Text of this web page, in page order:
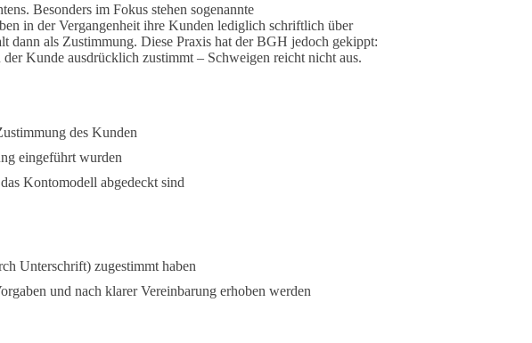
Besonders im Fokus stehen sogenannte
in der Vergangenheit ihre Kunden lediglich schriftlich über
dann als Zustimmung. Diese Praxis hat der BGH jedoch gekippt:
Kunde ausdrücklich zustimmt – Schweigen reicht nicht aus.
des Kunden
eingeführt wurden
Kontomodell abgedeckt sind
Unterschrift) zugestimmt haben
und nach klarer Vereinbarung erhoben werden